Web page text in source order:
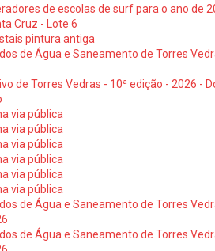
de escolas de surf para o ano de
Cruz - Lote 6
pintura antiga
de Água e Saneamento de Torres
de Torres Vedras - 10ª edição - 2026 -
via pública
via pública
via pública
via pública
via pública
via pública
de Água e Saneamento de Torres
de Água e Saneamento de Torres